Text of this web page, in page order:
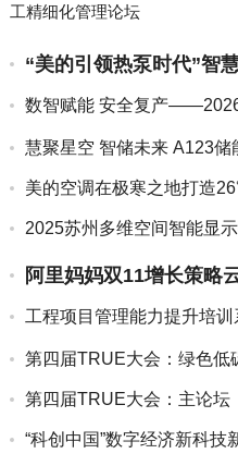
工精细化管理论坛
“美的引领热泵时代”智
数智赋能 安全复产
慧聚星空 智储未来 A123储
美的空调在极寒之地打造
2025苏州多维空间智能显
阿里妈妈双11增长策略
工程项目管理能力提升培
第四届TRUE大会：绿色低
第四届TRUE大会：主论坛
“科创中国”数字经济新科技